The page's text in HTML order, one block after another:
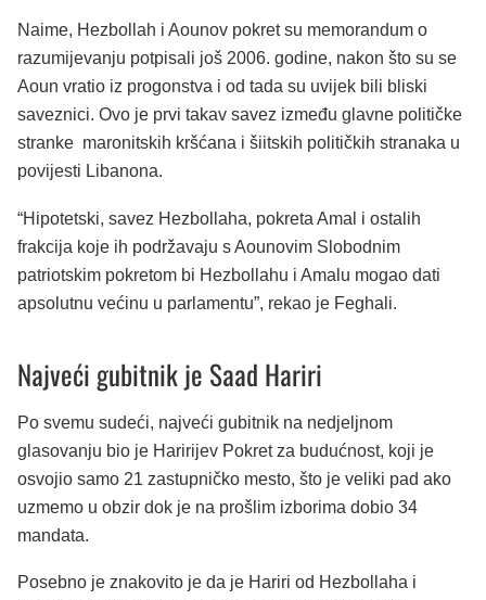
Naime, Hezbollah i Aounov pokret su memorandum o
razumijevanju potpisali još 2006. godine, nakon što su se
Aoun vratio iz progonstva i od tada su uvijek bili bliski
saveznici. Ovo je prvi takav savez između glavne političke
stranke maronitskih kršćana i šiitskih političkih stranaka u
povijesti Libanona.
“Hipotetski, savez Hezbollaha, pokreta Amal i ostalih
frakcija koje ih podržavaju s Aounovim Slobodnim
patriotskim pokretom bi Hezbollahu i Amalu mogao dati
apsolutnu većinu u parlamentu”, rekao je Feghali.
Najveći gubitnik je Saad Hariri
Po svemu sudeći, najveći gubitnik na nedjeljnom
glasovanju bio je Haririjev Pokret za budućnost, koji je
osvojio samo 21 zastupničko mesto, što je veliki pad ako
uzmemo u obzir dok je na prošlim izborima dobio 34
mandata.
Posebno je znakovito je da je Hariri od Hezbollaha i